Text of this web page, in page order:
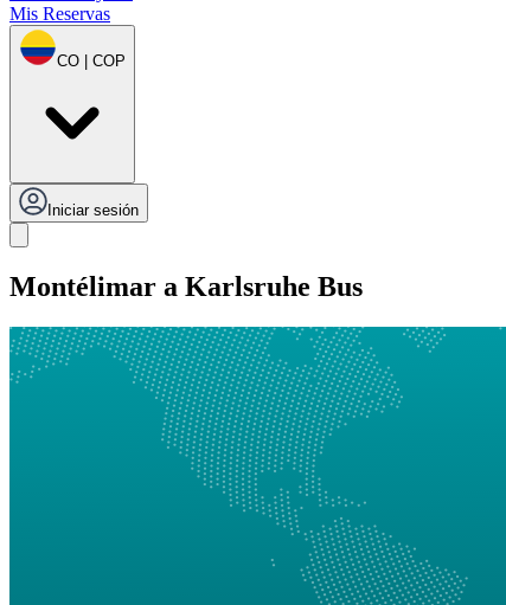
Mis Reservas
CO | COP
Iniciar sesión
Montélimar a Karlsruhe Bus